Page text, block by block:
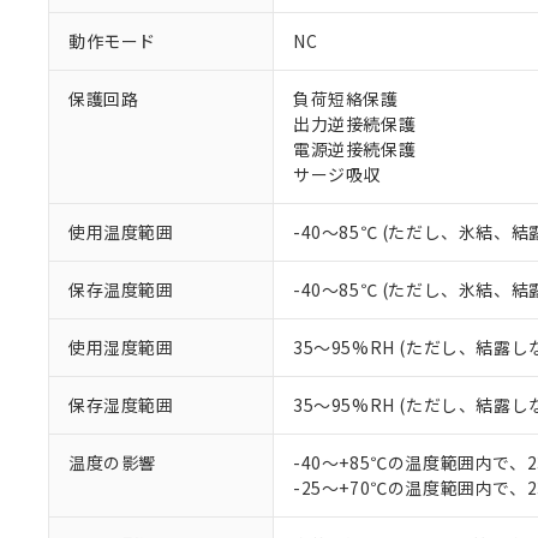
動作モード NC
保護回路
負荷短絡保護
出力逆接続保護
電源逆接続保護
サージ吸収
使用温度範囲 -40～85℃ (ただし、氷結、結
保存温度範囲 -40～85℃ (ただし、氷結、結
使用湿度範囲 35～95%RH (ただし、結露し
保存湿度範囲 35～95%RH (ただし、結露し
温度の影響
-40～+85℃の温度範囲内で
-25～+70℃の温度範囲内で
ご利用条件
以下の条件をお読
くものです。
当社制御機
のであり、
い。
当社販売員に
オムロン制
在庫状況お
す。
マイパーツ
ている必要
非該当品：ライセ
仕入先様の事情に
があります。
フタル酸ビス(2-エチル
但し、RoHS指令で産
フタル酸エステル類の
※2 対応予定月
部品在庫の切り替
※3 非含有証明
※1 中国
「○」：最大均質
*中国RoHS10物質の基
Pb(鉛) :1000ppm、
Cr(Ⅵ)(六価クロム) :
DBP(フタル酸ジブチル
DEHP(フタル酸ビス(2-
「ｅ」：有害物質
「10」：通常の使
味します。
「－」：未確認で
う）を輸出
などの必要
当社は規制
ます。
当社は貴社
当社は、貴
また当社は
たしません。
号
○ 一定数
△ 一定数
－
在庫な
機器販
空
白
受注生